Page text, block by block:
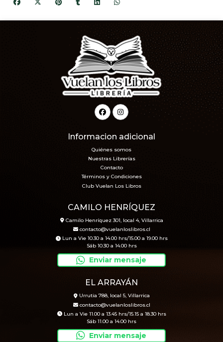
Informacion adicional
Quiénes somos
Nuestras Librerías
Contacto
Términos y Condiciones
Club Vuelan Los Libros
CAMILO HENRÍQUEZ
Camilo Henríquez 301, local 4, Villarrica
contacto@vuelanloslibros.cl
Lun a Vie 10.30 a 14.00 hrs/15.00 a 19.00 hrs
Sáb 10.30 a 14.00 hrs
Enviar mensaje
EL ARRAYÁN
Urrutia 788, local 5, Villarrica
contacto@vuelanloslibros.cl
Lun a Vie 11.00 a 13.45 hrs/15.15 a 18.30 hrs
Sáb 11.00 a 14.00 hrs
Enviar mensaje